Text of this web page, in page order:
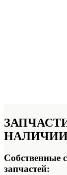
Собственные
запчастей: